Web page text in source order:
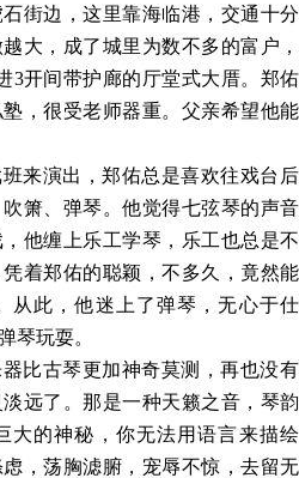
街边，这里靠海临港，交通十分
大，成了城里为数不多的富户，
3开间带护廊的厅堂式大厝。郑佑
，很受老师器重。父亲希望他能
来演出，郑佑总是喜欢往戏台后
箫、弹琴。他觉得七弦琴的声音
他缠上乐工学琴，乐工也总是不
着郑佑的聪颖，不多久，竟然能
从此，他迷上了弹琴，无心于仕
琴玩耍。
比古琴更加神奇莫测，再也没有
远了。那是一种天籁之音，琴韵
大的神秘，你无法用语言来描绘
，荡胸滤腑，宠辱不惊，去留无